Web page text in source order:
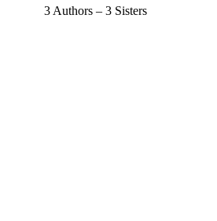
3 Authors – 3 Sisters